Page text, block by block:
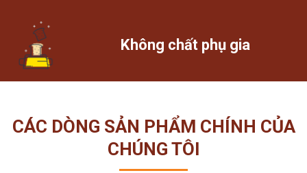
Không chất phụ gia
CÁC DÒNG SẢN PHẨM CHÍNH CỦA
CHÚNG TÔI